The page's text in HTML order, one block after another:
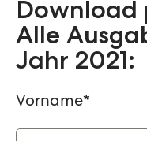
Download
Alle
Jahr 2021:
Vorname*